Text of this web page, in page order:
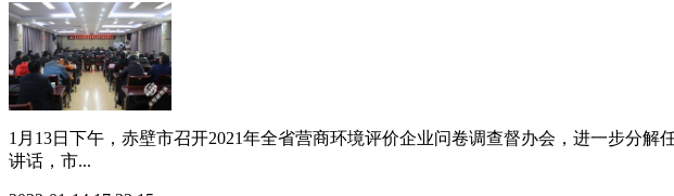
1月13日下午，赤壁市召开2021年全省营商环境评价企业问卷调查督办会，进一步分
讲话，市...